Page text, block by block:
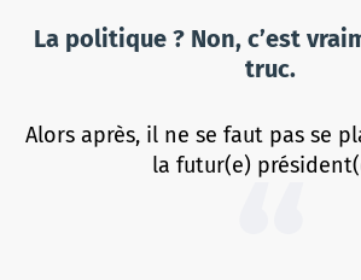
La politique ? Non, c’est
truc.
Alors après, il ne se faut pas se
la futur(e)